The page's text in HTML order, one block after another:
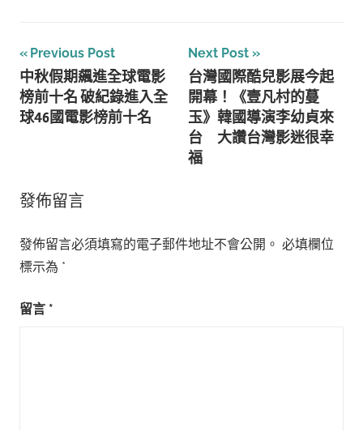
文
章
導
Previous Post
中秋假期飆進全球電影
榜前十名 破紀錄進入全
球46國電影榜前十名
Next Post
台灣國際酷兒影展今起
開幕！《壹凡村的蔓
玉》韓國導演李幼貞來
台 大讚台灣影迷很幸
福
發佈留言
發佈留言必須填寫的電子郵件地址不會公開。 必填欄位
標示為 *
留言 *